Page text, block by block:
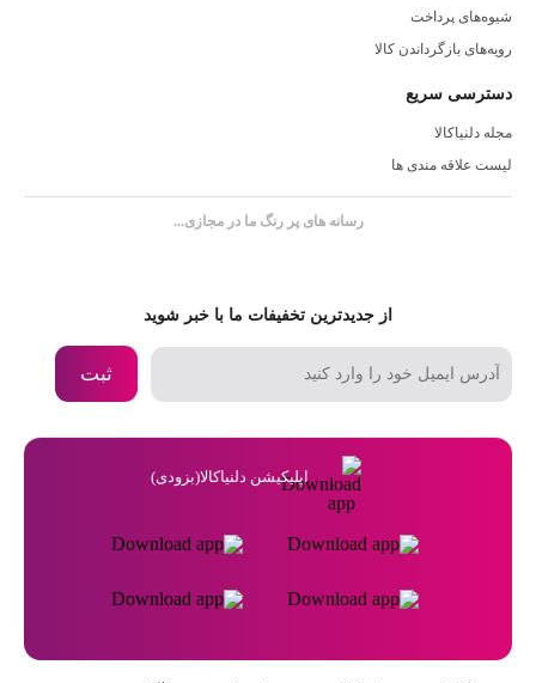
شیوه‌های پرداخت
رویه‌های بازگرداندن کالا
دسترسی سریع
مجله دلنیاکالا
لیست علاقه مندی ها
رسانه های پر رنگ ما در مجازی...
از جدیدترین تخفیفات ما با خبر شوید
ثبت
اپلیکیشن دلنیاکالا(بزودی)